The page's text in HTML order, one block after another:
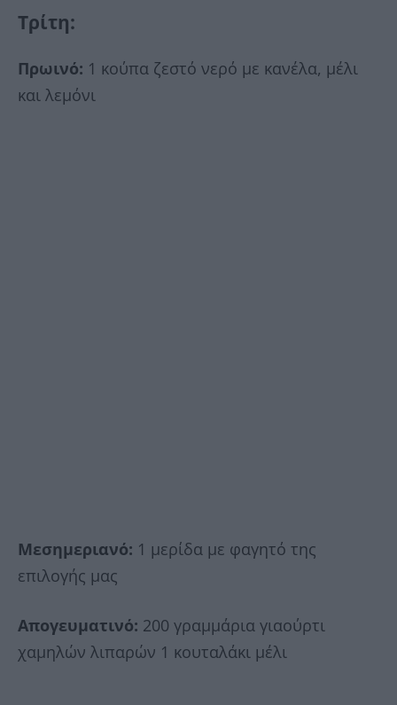
Τρίτη:
Πρωινό: 1 κούπα ζεστό νερό με κανέλα, μέλι
και λεμόνι
Μεσημεριανό: 1 μερίδα με φαγητό της
επιλογής μας
Απογευματινό: 200 γραμμάρια γιαούρτι
χαμηλών λιπαρών 1 κουταλάκι μέλι